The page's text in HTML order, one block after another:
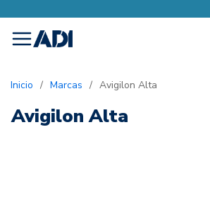
menu
Inicio / Marcas / Avigilon Alta
Avigilon Alta